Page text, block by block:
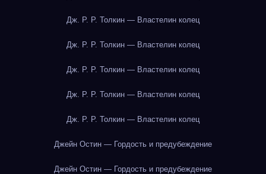
Дж. Р. Р. Толкин — Властелин колец
Дж. Р. Р. Толкин — Властелин колец
Дж. Р. Р. Толкин — Властелин колец
Дж. Р. Р. Толкин — Властелин колец
Дж. Р. Р. Толкин — Властелин колец
Джейн Остин — Гордость и предубеждение
Джейн Остин — Гордость и предубеждение